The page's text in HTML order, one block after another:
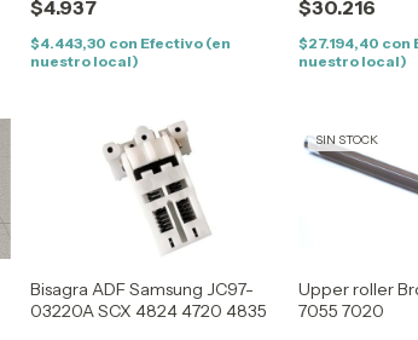
$4.937
$4.443,30 con Efectivo (en
nuestro local)
$30.216
$27.194,40 con
nuestro local)
Bisagra ADF Samsung JC97-
03220A SCX 4824 4720 4835
SIN STOCK
Upper roller
7055 7020